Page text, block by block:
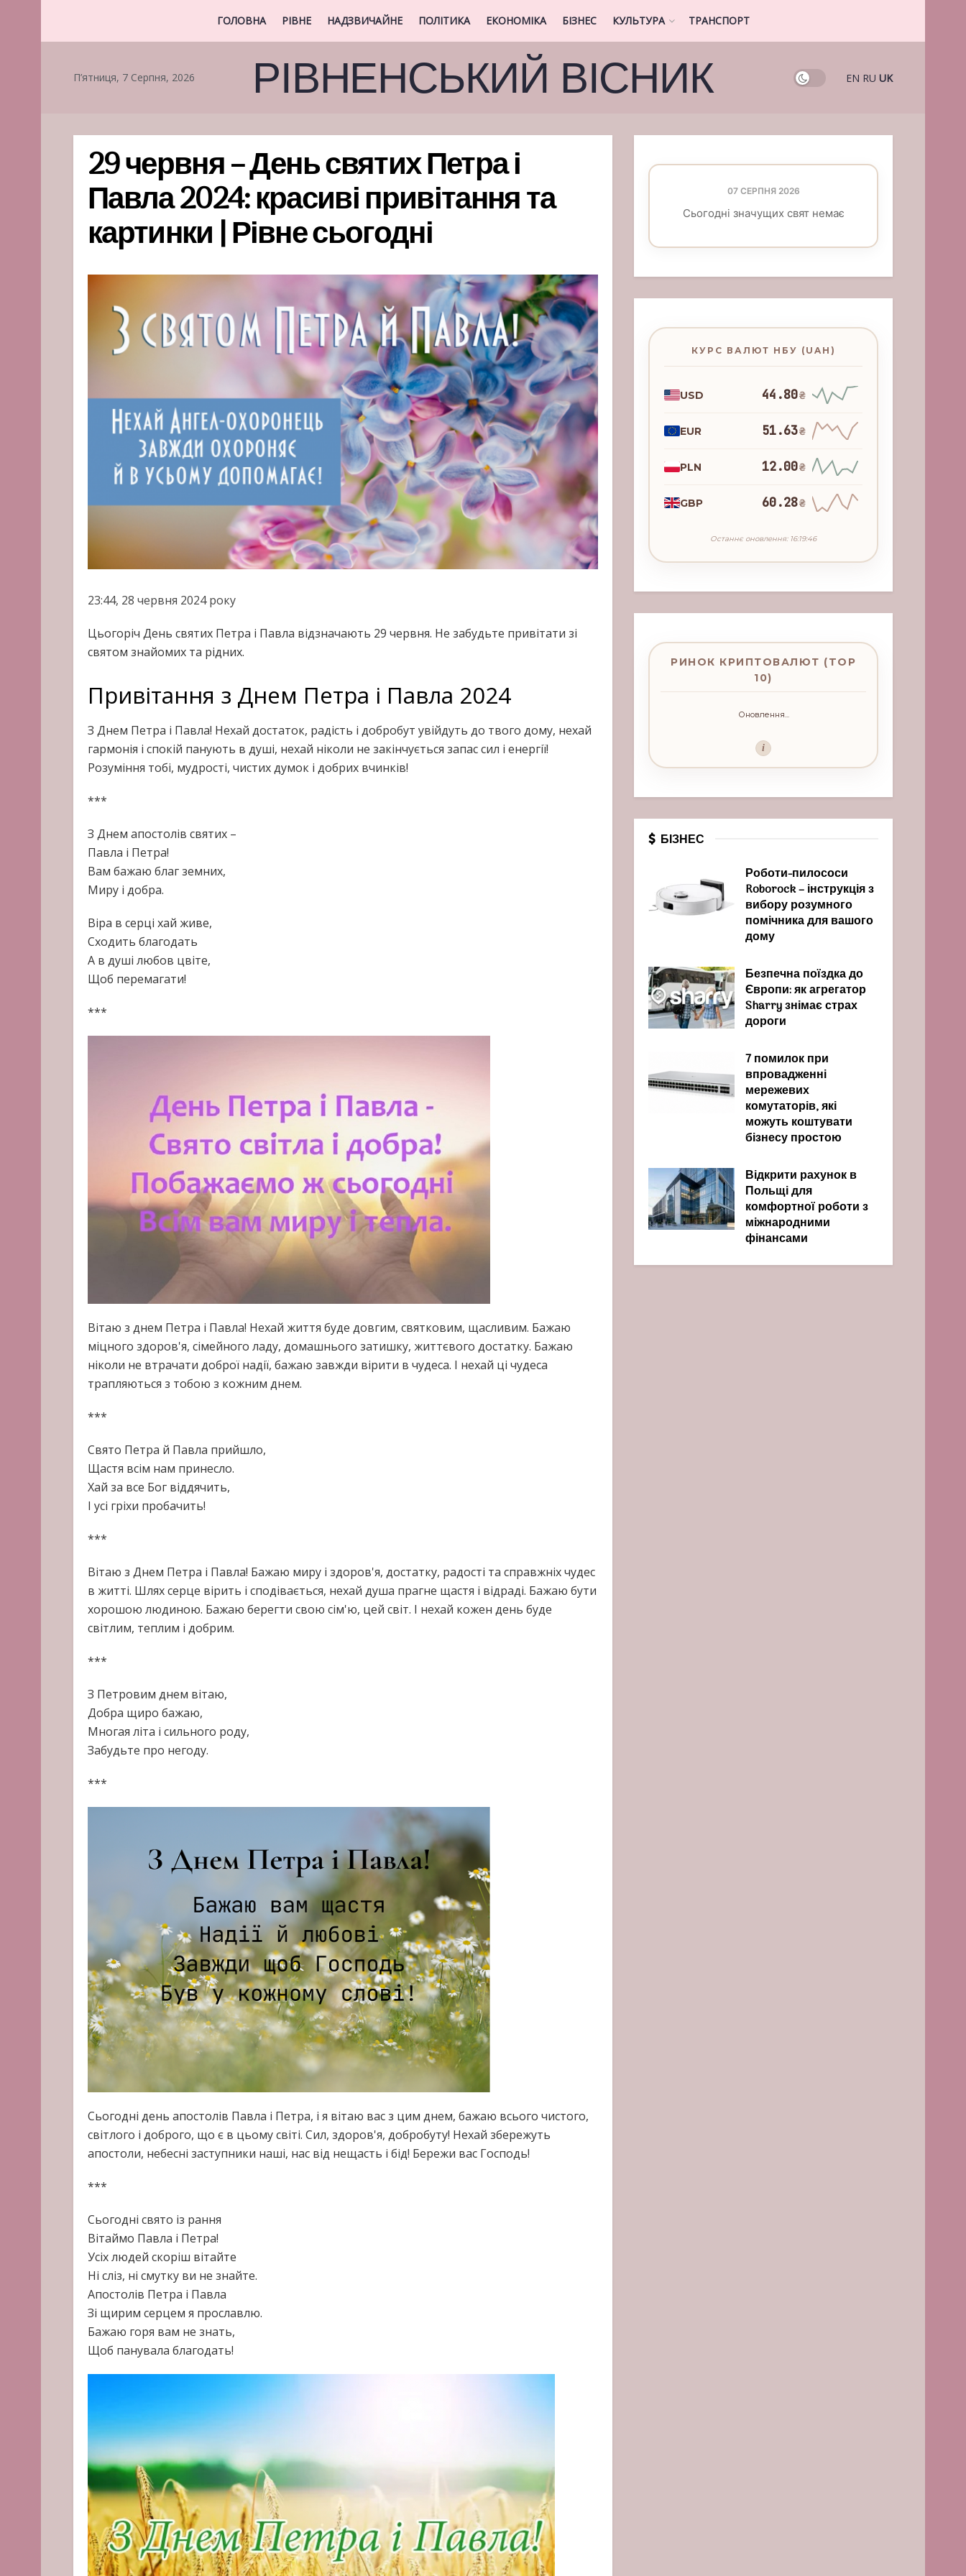
ГОЛОВНА РІВНЕ НАДЗВИЧАЙНЕ ПОЛІТИКА ЕКОНОМІКА БІЗНЕС КУЛЬТУРА ТРАНСПОРТ
П’ятниця, 7 Серпня, 2026 РІВНЕНСЬКИЙ ВІСНИК EN RU UK
29 червня – День святих Петра і
Павла 2024: красиві привітання та
картинки | Рівне сьогодні
23:44, 28 червня 2024 року
Цьогоріч День святих Петра і Павла відзначають 29 червня. Не забудьте привітати зі
святом знайомих та рідних.
Привітання з Днем Петра і Павла 2024
З Днем Петра і Павла! Нехай достаток, радість і добробут увійдуть до твого дому, нехай
гармонія і спокій панують в душі, нехай ніколи не закінчується запас сил і енергії!
Розуміння тобі, мудрості, чистих думок і добрих вчинків!
***
З Днем апостолів святих –
Павла і Петра!
Вам бажаю благ земних,
Миру і добра.
Віра в серці хай живе,
Сходить благодать
А в душі любов цвіте,
Щоб перемагати!
***
Вітаю з днем Петра і Павла! Нехай життя буде довгим, святковим, щасливим. Бажаю
міцного здоров'я, сімейного ладу, домашнього затишку, життєвого достатку. Бажаю
ніколи не втрачати доброї надії, бажаю завжди вірити в чудеса. І нехай ці чудеса
трапляються з тобою з кожним днем.
***
Свято Петра й Павла прийшло,
Щастя всім нам принесло.
Хай за все Бог віддячить,
І усі гріхи пробачить!
***
Вітаю з Днем Петра і Павла! Бажаю миру і здоров'я, достатку, радості та справжніх чудес
в житті. Шлях серце вірить і сподівається, нехай душа прагне щастя і відраді. Бажаю бути
хорошою людиною. Бажаю берегти свою сім'ю, цей світ. І нехай кожен день буде
світлим, теплим і добрим.
***
З Петровим днем вітаю,
Добра щиро бажаю,
Многая літа і сильного роду,
Забудьте про негоду.
***
Сьогодні день апостолів Павла і Петра, і я вітаю вас з цим днем, бажаю всього чистого,
світлого і доброго, що є в цьому світі. Сил, здоров'я, добробуту! Нехай збережуть
апостоли, небесні заступники наші, нас від нещасть і бід! Бережи вас Господь!
***
Сьогодні свято із рання
Вітаймо Павла і Петра!
Усіх людей скоріш вітайте
Ні сліз, ні смутку ви не знайте.
Апостолів Петра і Павла
Зі щирим серцем я прославлю.
Бажаю горя вам не знать,
Щоб панувала благодать!
07 СЕРПНЯ 2026
Сьогодні значущих свят немає
КУРС ВАЛЮТ НБУ (UAH)
USD 44.80₴
EUR 51.63₴
PLN 12.00₴
GBP 60.28₴
Останнє оновлення: 16:19:46
РИНОК КРИПТОВАЛЮТ (TOP
10)
Оновлення...
i
БІЗНЕС
Роботи-пилососи
Roborock – інструкція з
вибору розумного
помічника для вашого
дому
Безпечна поїздка до
Європи: як агрегатор
Sharry знімає страх
дороги
7 помилок при
впровадженні
мережевих
комутаторів, які
можуть коштувати
бізнесу простою
Відкрити рахунок в
Польщі для
комфортної роботи з
міжнародними
фінансами